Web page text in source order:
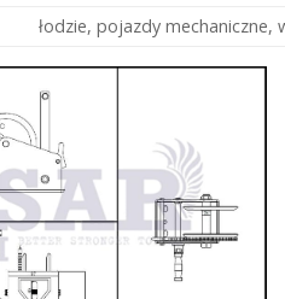
łodzie, pojazdy mechaniczne,